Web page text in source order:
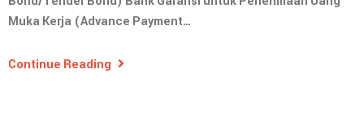
Muka Kerja (Advance Payment…
Continue Reading